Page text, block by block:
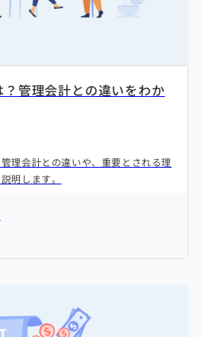
管理会計との違いをわか
理会計との違いや、重要とされる理
明します。